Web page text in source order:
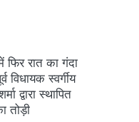
फिर रात का गंदा
विधायक स्वर्गीय
द्वारा स्थापित
तोड़ी